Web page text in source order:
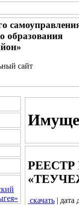
образования
сайт
скачать | дата